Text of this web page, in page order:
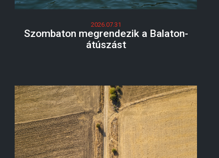
2026.07.31
Szombaton megrendezik a Balaton-
átúszást